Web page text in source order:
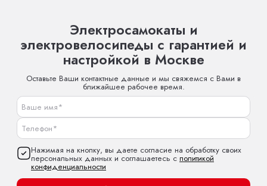
Электросамокаты и
электровелосипеды с гарантией и
настройкой в Москве
Оставьте Ваши контактные данные и мы свяжемся с Вами в
ближайшее рабочее время.
Нажимая на кнопку, вы даете согласие на обработку своих
персональных данных и соглашаетесь с политикой
конфиденциальности